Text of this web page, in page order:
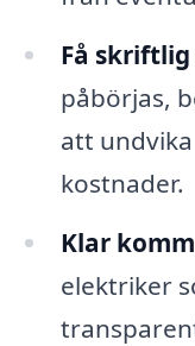
Få
påbörjas,
att
kostnader.
Klar
elektriker